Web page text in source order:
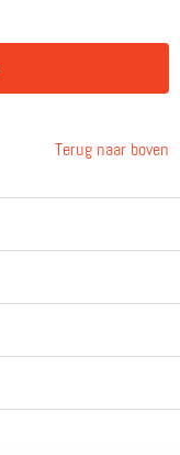
Terug naar boven